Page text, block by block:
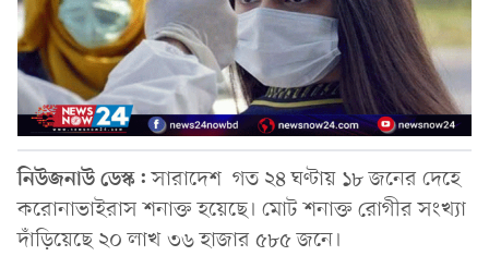
নিউজনাউ ডেস্ক:সারাদেশ গত ২৪ ঘণ্টায় ১৮ জনের দেহে
করোনাভাইরাস শনাক্ত হয়েছে। মোট শনাক্ত রোগীর সংখ্যা
দাঁড়িয়েছে ২০ লাখ ৩৬ হাজার ৫৮৫ জনে।